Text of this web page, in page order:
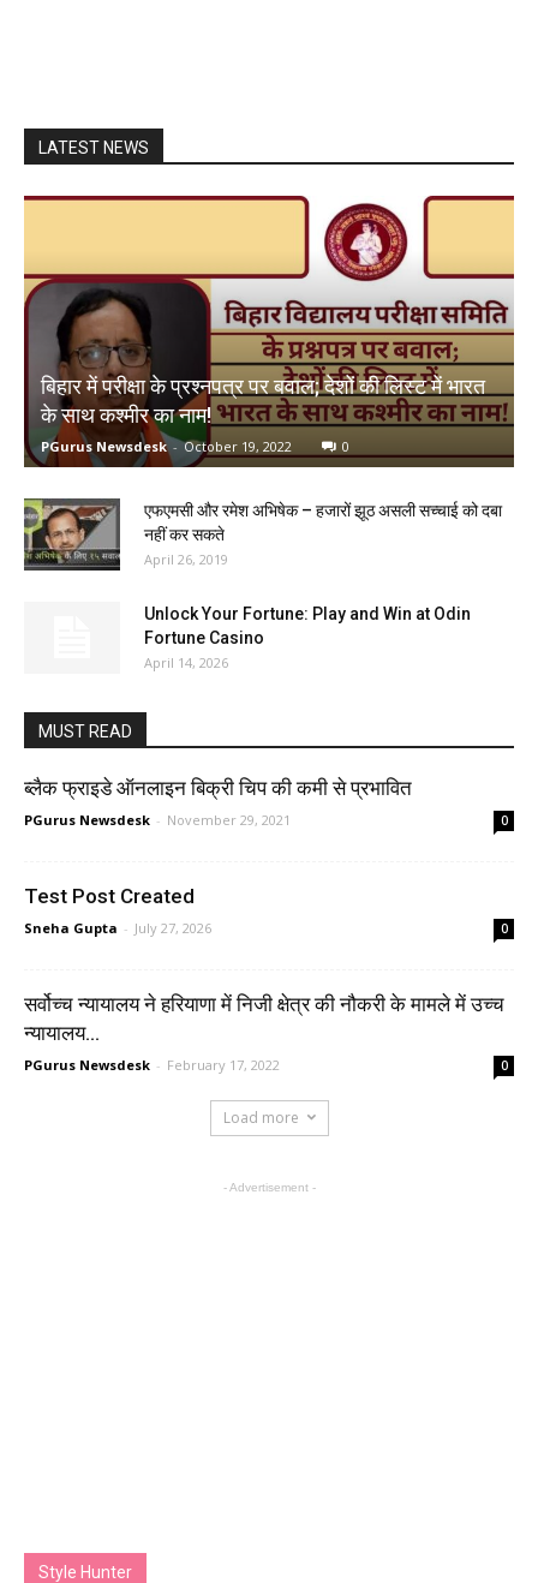
LATEST NEWS
बिहार में परीक्षा के प्रश्नपत्र पर बवाल; देशों की लिस्ट में भारत
के साथ कश्मीर का नाम!
PGurus Newsdesk - October 19, 2022 0
एफएमसी और रमेश अभिषेक – हजारों झूठ असली सच्चाई को दबा
नहीं कर सकते
April 26, 2019
Unlock Your Fortune: Play and Win at Odin
Fortune Casino
April 14, 2026
MUST READ
ब्लैक फ्राइडे ऑनलाइन बिक्री चिप की कमी से प्रभावित
PGurus Newsdesk - November 29, 2021 0
Test Post Created
Sneha Gupta - July 27, 2026 0
सर्वोच्च न्यायालय ने हरियाणा में निजी क्षेत्र की नौकरी के मामले में उच्च
न्यायालय...
PGurus Newsdesk - February 17, 2022 0
Load more
- Advertisement -
Style Hunter